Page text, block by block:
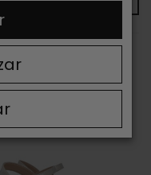
artículo(s)